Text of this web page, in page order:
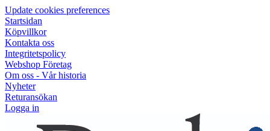
Update cookies preferences
Startsidan
Köpvillkor
Kontakta oss
Integritetspolicy
Webshop Företag
Om oss - Vår historia
Nyheter
Returansökan
Logga in